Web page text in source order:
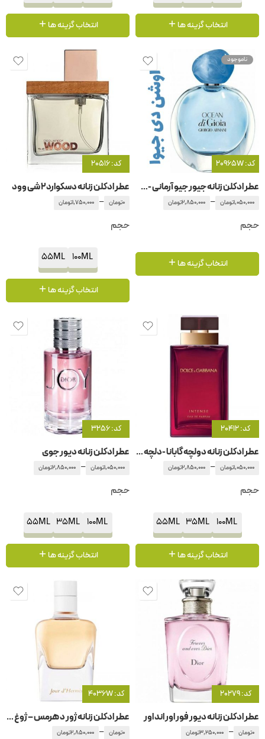
انتخاب گزینه ها انتخاب گزینه ها
ناموجود
کد: 20965W
عطر ادکلن زنانه جیور جیو آرمانی -جورجیو آرمانی اوشن دی جیوا
1,050,000تومان –
2,850,000تومان
حجم
انتخاب گزینه ها
کد: 20516
عطر ادکلن زنانه دسکوارد2 شی وود
0تومان –
1,750,000تومان
حجم
100ML
55ML
انتخاب گزینه ها
کد: 20412
عطر ادکلن زنانه دولچه گابانا -دلچه گابانا پورفم اینتنس
1,050,000تومان –
2,850,000تومان
حجم
100ML
35ML
55ML
انتخاب گزینه ها
کد: 3256
عطر ادکلن زنانه دیور جوی
1,050,000تومان –
2,850,000تومان
حجم
100ML
35ML
55ML
انتخاب گزینه ها
کد: 20279
عطر ادکلن زنانه دیور فور اور اند اور
0تومان –
3,250,000تومان
کد: 4036W
عطر ادکلن زنانه ژور د هرمس – ژوغ د هرمس
0تومان –
2,850,000تومان